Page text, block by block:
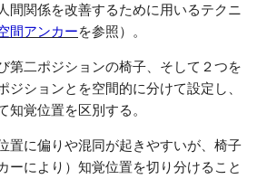
間関係を改善するために用いるテクニ
間アンカーを参照）。
第二ポジションの椅子、そして２つを
ジションとを空間的に分けて設定し、
知覚位置を区別する。
置に偏りや混同が起きやすいが、椅子
ーにより）知覚位置を切り分けること